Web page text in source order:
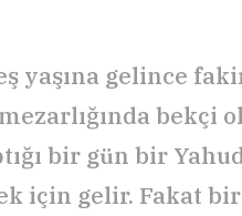
yaşına gelince
bekçi
bir gün bir
için gelir. Fakat